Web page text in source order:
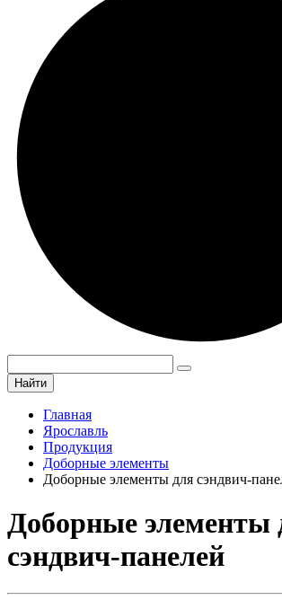
Найти
Главная
Ярославль
Продукция
Доборные элементы
Доборные элементы для сэндвич-
Доборные элементы
сэндвич-панелей